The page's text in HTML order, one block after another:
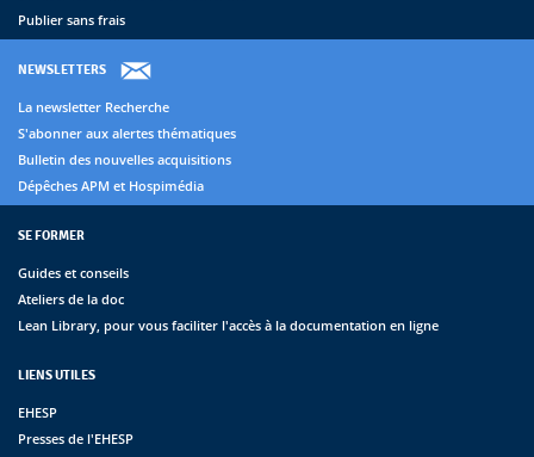
Publier sans frais
NEWSLETTERS
La newsletter Recherche
S'abonner aux alertes thématiques
Bulletin des nouvelles acquisitions
Dépêches APM et Hospimédia
SE FORMER
Guides et conseils
Ateliers de la doc
Lean Library, pour vous faciliter l'accès à la documentation en ligne
LIENS UTILES
EHESP
Presses de l'EHESP